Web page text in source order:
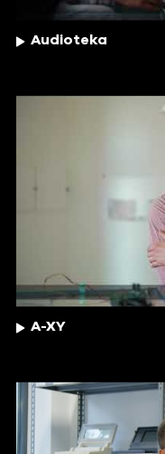
Audioteka
A-XY